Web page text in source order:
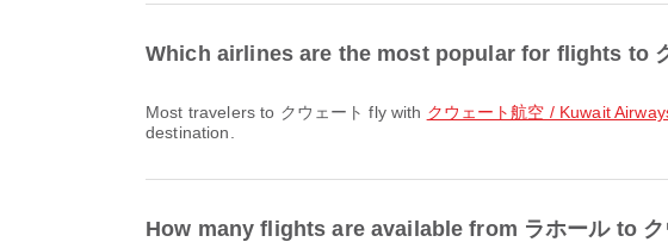
Which airlines are the most popular for flights to
Most travelers to クウェート fly with クウェート航空 / Kuwait
destination.
How many flights are available from ラホール to ク